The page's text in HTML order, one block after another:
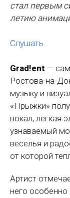
стал первым
летию
Слушать.
Grad!ent —
Ростова-на-
музыку и
«Прыжки»
вокал, легкая
узнаваемый
веселья и
от которой
Артист
него